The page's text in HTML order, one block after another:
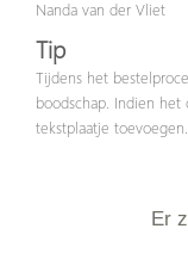
Nanda van der Vliet
Tip
Tijdens het
boodschap. Indien
tekstplaatje toevoegen.
Er